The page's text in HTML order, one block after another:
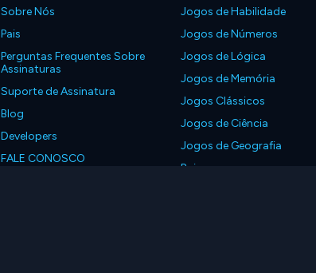
Sobre Nós
Pais
Perguntas Frequentes Sobre
Assinaturas
Suporte de Assinatura
Blog
Developers
FALE CONOSCO
Jogos de Habilidade
Jogos de Números
Jogos de Lógica
Jogos de Memória
Jogos Clássicos
Jogos de Ciência
Jogos de Geografia
Baixe nossos